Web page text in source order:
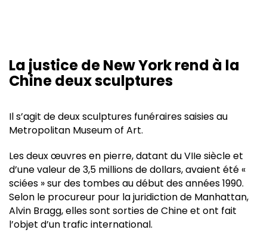
La justice de New York rend à la
Chine deux sculptures
Il s’agit de deux sculptures funéraires saisies au
Metropolitan Museum of Art.
Les deux œuvres en pierre, datant du VIIe siècle et
d’une valeur de 3,5 millions de dollars, avaient été «
sciées » sur des tombes au début des années 1990.
Selon le procureur pour la juridiction de Manhattan,
Alvin Bragg, elles sont sorties de Chine et ont fait
l’objet d’un trafic international.